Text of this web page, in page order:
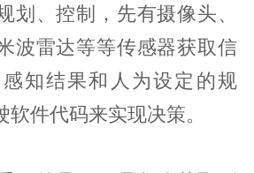
划、控制，先有摄像头、
波雷达等等传感器获取信
知结果和人为设定的规
件代码来实现决策。